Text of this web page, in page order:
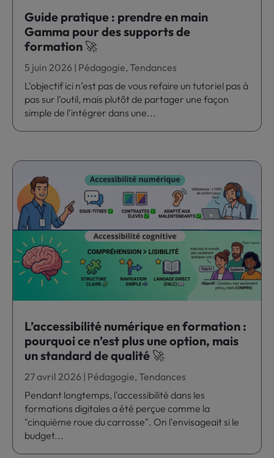
Guide pratique : prendre en main
Gamma pour des supports de
formation 🚀
5 juin 2026 | Pédagogie,Tendances
L’objectif ici n’est pas de vous refaire un tutoriel pas à
pas sur l’outil, mais plutôt de partager une façon
simple de l’intégrer dans une...
L’accessibilité numérique en formation :
pourquoi ce n’est plus une option, mais
un standard de qualité 🚀
27 avril 2026 | Pédagogie,Tendances
Pendant longtemps, l'accessibilité dans les
formations digitales a été perçue comme la
"cinquième roue du carrosse". On l'envisageait si le
budget...